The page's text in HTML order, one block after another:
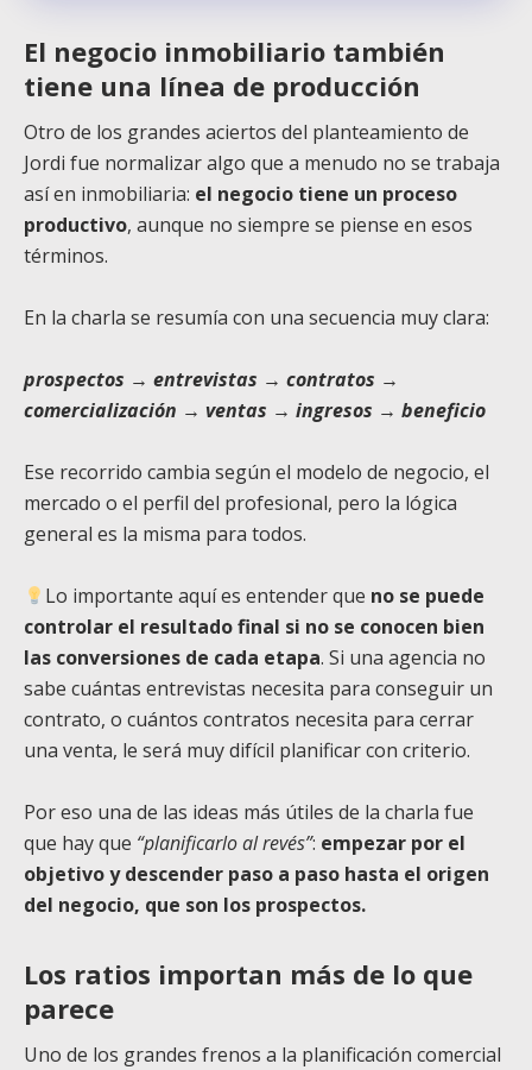
El negocio inmobiliario también
tiene una línea de producción
Otro de los grandes aciertos del planteamiento de
Jordi fue normalizar algo que a menudo no se trabaja
así en inmobiliaria: el negocio tiene un proceso
productivo, aunque no siempre se piense en esos
términos.
En la charla se resumía con una secuencia muy clara:
prospectos → entrevistas → contratos →
comercialización → ventas → ingresos → beneficio
Ese recorrido cambia según el modelo de negocio, el
mercado o el perfil del profesional, pero la lógica
general es la misma para todos.
Lo importante aquí es entender que no se puede
controlar el resultado final si no se conocen bien
las conversiones de cada etapa. Si una agencia no
sabe cuántas entrevistas necesita para conseguir un
contrato, o cuántos contratos necesita para cerrar
una venta, le será muy difícil planificar con criterio.
Por eso una de las ideas más útiles de la charla fue
que hay que “planificarlo al revés”: empezar por el
objetivo y descender paso a paso hasta el origen
del negocio, que son los prospectos.
Los ratios importan más de lo que
parece
Uno de los grandes frenos a la planificación comercial